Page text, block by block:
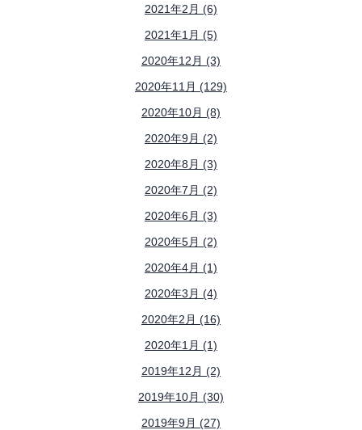
2021年2月 (6)
2021年1月 (5)
2020年12月 (3)
2020年11月 (129)
2020年10月 (8)
2020年9月 (2)
2020年8月 (3)
2020年7月 (2)
2020年6月 (3)
2020年5月 (2)
2020年4月 (1)
2020年3月 (4)
2020年2月 (16)
2020年1月 (1)
2019年12月 (2)
2019年10月 (30)
2019年9月 (27)